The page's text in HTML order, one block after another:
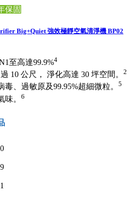
保固
Big+Quiet 強效極靜空氣清淨機 BP02
至高達99.9%4
10 公尺， 淨化高達 30 坪空間。 2
、過敏原及99.95%超細微粒。 5
味。 6